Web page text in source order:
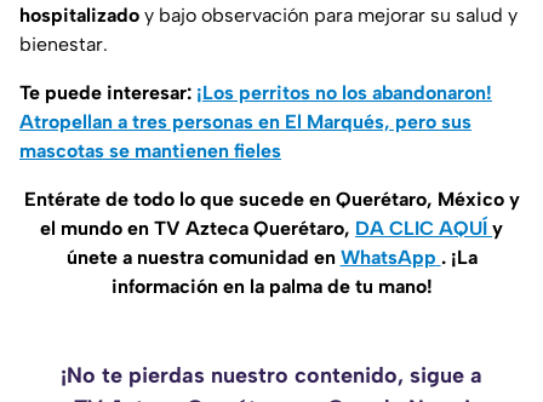
hospitalizado y bajo observación para mejorar su salud y
bienestar.
Te puede interesar: ¡Los perritos no los abandonaron!
Atropellan a tres personas en El Marqués, pero sus
mascotas se mantienen fieles
Entérate de todo lo que sucede en Querétaro, México y
el mundo en TV Azteca Querétaro, DA CLIC AQUÍ y
únete a nuestra comunidad en WhatsApp . ¡La
información en la palma de tu mano!
¡No te pierdas nuestro contenido, sigue a